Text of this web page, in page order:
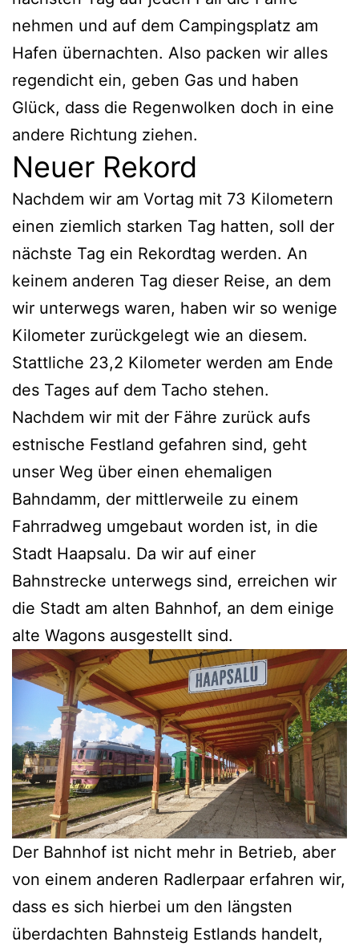
nehmen und auf dem Campingsplatz am
Hafen übernachten. Also packen wir alles
regendicht ein, geben Gas und haben
Glück, dass die Regenwolken doch in eine
andere Richtung ziehen.
Neuer Rekord
Nachdem wir am Vortag mit 73 Kilometern
einen ziemlich starken Tag hatten, soll der
nächste Tag ein Rekordtag werden. An
keinem anderen Tag dieser Reise, an dem
wir unterwegs waren, haben wir so wenige
Kilometer zurückgelegt wie an diesem.
Stattliche 23,2 Kilometer werden am Ende
des Tages auf dem Tacho stehen.
Nachdem wir mit der Fähre zurück aufs
estnische Festland gefahren sind, geht
unser Weg über einen ehemaligen
Bahndamm, der mittlerweile zu einem
Fahrradweg umgebaut worden ist, in die
Stadt Haapsalu. Da wir auf einer
Bahnstrecke unterwegs sind, erreichen wir
die Stadt am alten Bahnhof, an dem einige
alte Wagons ausgestellt sind.
Der Bahnhof ist nicht mehr in Betrieb, aber
von einem anderen Radlerpaar erfahren wir,
dass es sich hierbei um den längsten
überdachten Bahnsteig Estlands handelt,